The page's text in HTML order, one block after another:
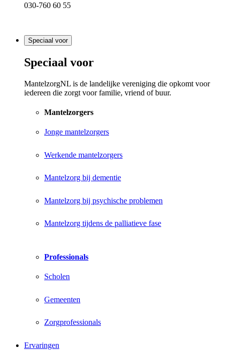
030-760 60 55
Speciaal voor
Speciaal voor
MantelzorgNL is de landelijke vereniging die opkomt voor
iedereen die zorgt voor familie, vriend of buur.
Mantelzorgers
Jonge mantelzorgers
Werkende mantelzorgers
Mantelzorg bij dementie
Mantelzorg bij psychische problemen
Mantelzorg tijdens de palliatieve fase
Professionals
Scholen
Gemeenten
Zorgprofessionals
Ervaringen